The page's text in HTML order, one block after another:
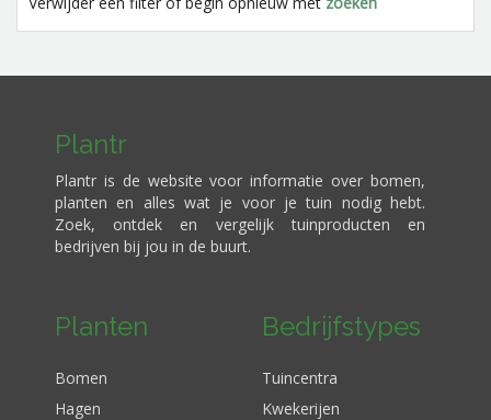
Plantr
Plantr is de website voor informatie over bomen,
planten en alles wat je voor je tuin nodig hebt.
Zoek, ontdek en vergelijk tuinproducten en
bedrijven bij jou in de buurt.
Planten
Bomen
Hagen
Bedrijfstypes
Tuincentra
Kwekerijen